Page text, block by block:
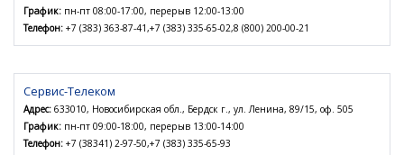
График: пн-пт 08:00-17:00, перерыв 12:00-13:00
Телефон: +7 (383) 363-87-41,+7 (383) 335-65-02,8 (800) 200-00-21
Сервис-Телеком
Адрес: 633010, Новосибирская обл., Бердск г., ул. Ленина, 89/15, оф. 505
График: пн-пт 09:00-18:00, перерыв 13:00-14:00
Телефон: +7 (38341) 2-97-50,+7 (383) 335-65-93